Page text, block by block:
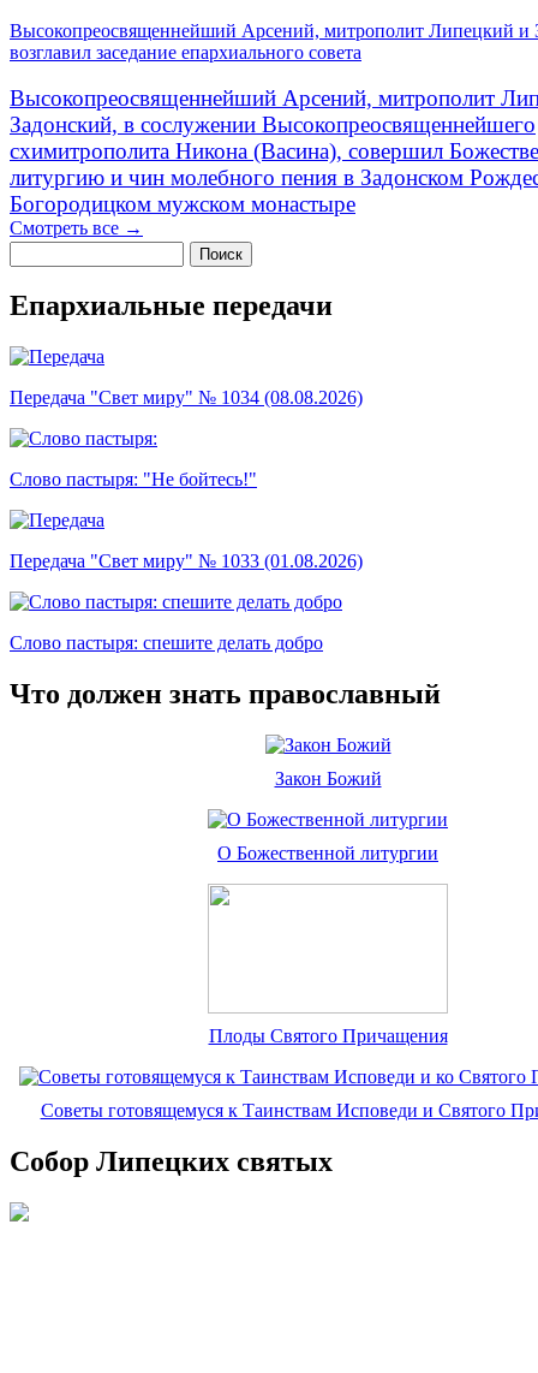
Высокопреосвященнейший Арсений, митрополит Липецкий и
возглавил заседание епархиального совета
Высокопреосвященнейший Арсений, митрополит
Задонский, в сослужении Высокопреосвященнейшего
схимитрополита Никона (Васина), совершил
литургию и чин молебного пения в Задонском
Богородицком мужском монастыре
Смотреть все →
Поиск
Епархиальные передачи
Передача "Свет миру" № 1034 (08.08.2026)
Слово пастыря: "Не бойтесь!"
Передача "Свет миру" № 1033 (01.08.2026)
Слово пастыря: спешите делать добро
Что должен знать православный
Закон Божий
О Божественной литургии
Плоды Святого Причащения
Советы готовящемуся к Таинствам Исповеди и Святого
Собор Липецких святых